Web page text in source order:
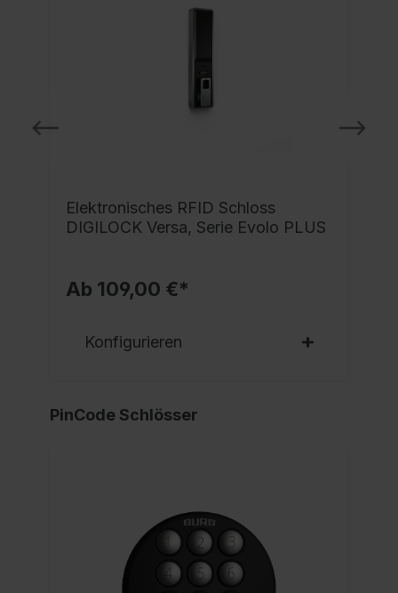
Elektronisches RFID Schloss
DIGILOCK Versa, Serie Evolo PLUS
Ab 109,00 €*
Konfigurieren
PinCode Schlösser